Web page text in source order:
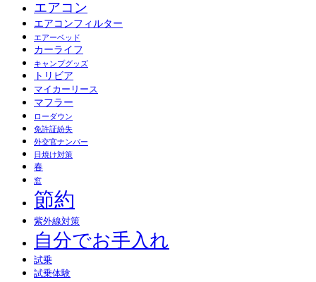
エアコン
エアコンフィルター
エアーベッド
カーライフ
キャンプグッズ
トリビア
マイカーリース
マフラー
ローダウン
免許証紛失
外交官ナンバー
日焼け対策
春
窓
節約
紫外線対策
自分でお手入れ
試乗
試乗体験